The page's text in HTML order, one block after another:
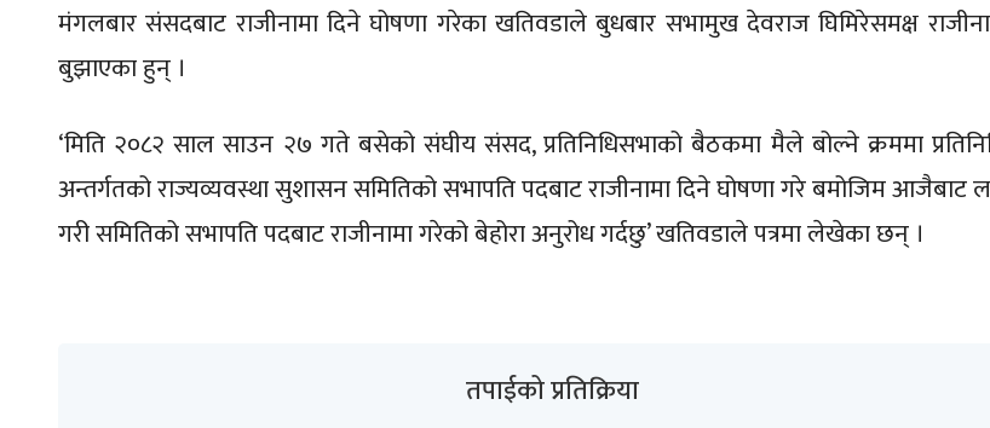
मंगलबार संसदबाट राजीनामा दिने घोषणा गरेका खतिवडाले बुधबार सभामुख देवराज घिमिरेसमक्ष
बुझाएका हुन् ।
‘मिति २०८२ साल साउन २७ गते बसेको संघीय संसद, प्रतिनिधिसभाको बैठकमा मैले बोल्ने क्रममा
अन्तर्गतको राज्यव्यवस्था सुशासन समितिको सभापति पदबाट राजीनामा दिने घोषणा गरे बमोजिम आजैबाट
गरी समितिको सभापति पदबाट राजीनामा गरेको बेहोरा अनुरोध गर्दछु’ खतिवडाले पत्रमा लेखेका छन् ।
तपाईको प्रतिक्रिया